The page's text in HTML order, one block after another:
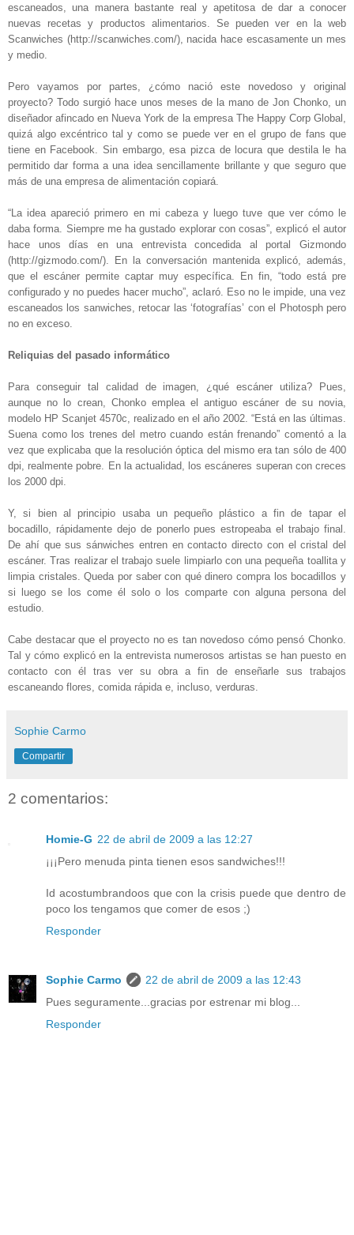
escaneados, una manera bastante real y apetitosa de dar a conocer
nuevas recetas y productos alimentarios. Se pueden ver en la web
Scanwiches (http://scanwiches.com/), nacida hace escasamente un mes
y medio.
Pero vayamos por partes, ¿cómo nació este novedoso y original
proyecto? Todo surgió hace unos meses de la mano de Jon Chonko, un
diseñador afincado en Nueva York de la empresa The Happy Corp Global,
quizá algo excéntrico tal y como se puede ver en el grupo de fans que
tiene en Facebook. Sin embargo, esa pizca de locura que destila le ha
permitido dar forma a una idea sencillamente brillante y que seguro que
más de una empresa de alimentación copiará.
“La idea apareció primero en mi cabeza y luego tuve que ver cómo le
daba forma. Siempre me ha gustado explorar con cosas”, explicó el autor
hace unos días en una entrevista concedida al portal Gizmondo
(http://gizmodo.com/). En la conversación mantenida explicó, además,
que el escáner permite captar muy específica. En fin, “todo está pre
configurado y no puedes hacer mucho”, aclaró. Eso no le impide, una vez
escaneados los sanwiches, retocar las ‘fotografías’ con el Photosph pero
no en exceso.
Reliquias del pasado informático
Para conseguir tal calidad de imagen, ¿qué escáner utiliza? Pues,
aunque no lo crean, Chonko emplea el antiguo escáner de su novia,
modelo HP Scanjet 4570c, realizado en el año 2002. “Está en las últimas.
Suena como los trenes del metro cuando están frenando” comentó a la
vez que explicaba que la resolución óptica del mismo era tan sólo de 400
dpi, realmente pobre. En la actualidad, los escáneres superan con creces
los 2000 dpi.
Y, si bien al principio usaba un pequeño plástico a fin de tapar el
bocadillo, rápidamente dejo de ponerlo pues estropeaba el trabajo final.
De ahí que sus sánwiches entren en contacto directo con el cristal del
escáner. Tras realizar el trabajo suele limpiarlo con una pequeña toallita y
limpia cristales. Queda por saber con qué dinero compra los bocadillos y
si luego se los come él solo o los comparte con alguna persona del
estudio.
Cabe destacar que el proyecto no es tan novedoso cómo pensó Chonko.
Tal y cómo explicó en la entrevista numerosos artistas se han puesto en
contacto con él tras ver su obra a fin de enseñarle sus trabajos
escaneando flores, comida rápida e, incluso, verduras.
Sophie Carmo
Compartir
2 comentarios:
Homie-G 22 de abril de 2009 a las 12:27
¡¡¡Pero menuda pinta tienen esos sandwiches!!!
Id acostumbrandoos que con la crisis puede que dentro de
poco los tengamos que comer de esos ;)
Responder
Sophie Carmo
22 de abril de 2009 a las 12:43
Pues seguramente...gracias por estrenar mi blog...
Responder